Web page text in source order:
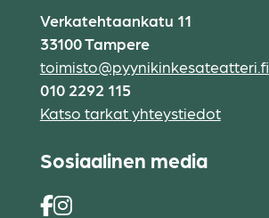
Verkatehtaankatu 11
33100 Tampere
toimisto@pyynikinkesateatteri.fi
010 2292 115
Katso tarkat yhteystiedot
Sosiaalinen media